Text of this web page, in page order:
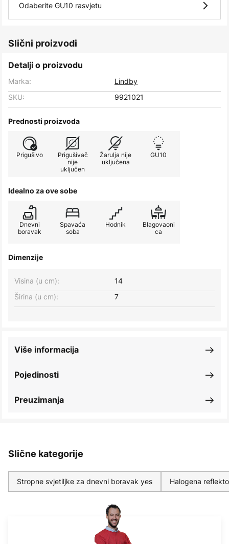
Odaberite GU10 rasvjetu
Slični proizvodi
Detalji o proizvodu
Marka:
Lindby
SKU:
9921021
Prednosti proizvoda
Prigušivo
Prigušivač
nije
uključen
Žarulja nije
uključena
GU10
Idealno za ove sobe
Dnevni
boravak
Spavaća
soba
Hodnik
Blagovaoni
ca
Dimenzije
Širina (u cm): 7
Visina (u cm): 14
Pojedinosti
Više informacija
Preuzimanja
Slične kategorije
Stropne svjetiljke za dnevni boravak yes Halogena